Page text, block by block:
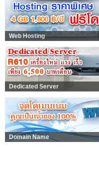
Web Hosting
Dedicated Server
Domain Name